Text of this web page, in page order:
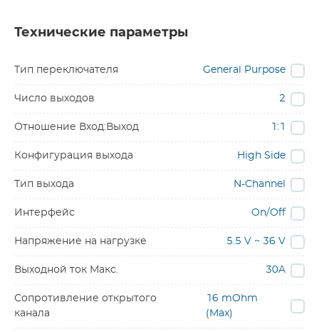
Технические параметры
Тип переключателя General Purpose
Число выходов 2
Отношение Вход:Выход 1:1
Конфигурация выхода High Side
Тип выхода N-Channel
Интерфейс On/Off
Напряжение на нагрузке 5.5 V ~ 36 V
Выходной ток Макс. 30A
Сопротивление открытого
канала
16 mOhm
(Max)